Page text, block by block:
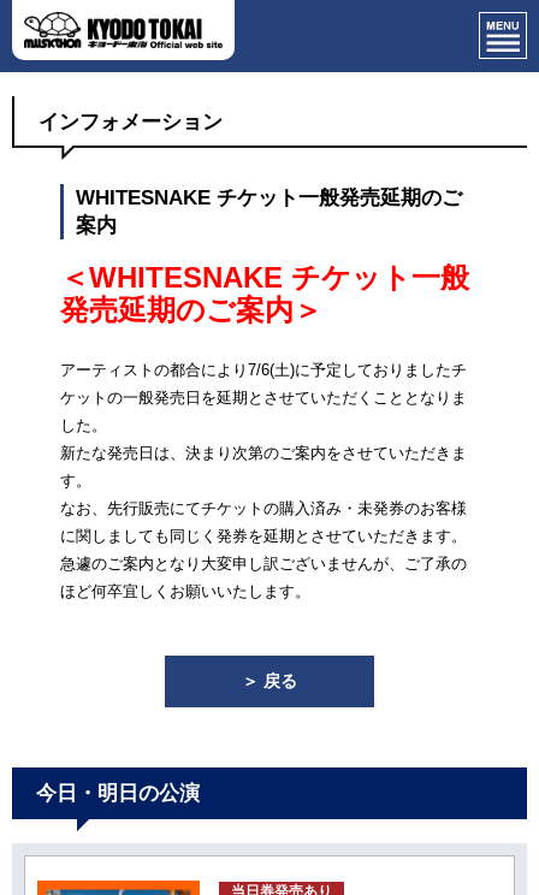
インフォメーション
WHITESNAKE チケット一般発売延期のご
案内
＜WHITESNAKE チケット一般
発売延期のご案内＞
アーティストの都合により7/6(土)に予定しておりましたチ
ケットの一般発売日を延期とさせていただくこととなりま
した。
新たな発売日は、決まり次第のご案内をさせていただきま
す。
なお、先行販売にてチケットの購入済み・未発券のお客様
に関しましても同じく発券を延期とさせていただきます。
急遽のご案内となり大変申し訳ございませんが、ご了承の
ほど何卒宜しくお願いいたします。
＞ 戻る
今日・明日の公演
当日券発売あり